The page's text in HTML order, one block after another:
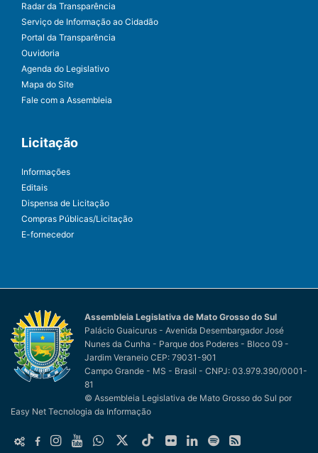
Radar da Transparência
Serviço de Informação ao Cidadão
Portal da Transparência
Ouvidoria
Agenda do Legislativo
Mapa do Site
Fale com a Assembleia
Licitação
Informações
Editais
Dispensa de Licitação
Compras Públicas/Licitação
E-fornecedor
Assembleia Legislativa de Mato Grosso do Sul
Palácio Guaicurus - Avenida Desembargador José
Nunes da Cunha - Parque dos Poderes - Bloco 09 -
Jardim Veraneio CEP: 79031-901
Campo Grande - MS - Brasil - CNPJ: 03.979.390/0001-
81
© Assembleia Legislativa de Mato Grosso do Sul por
Easy Net Tecnologia da Informação